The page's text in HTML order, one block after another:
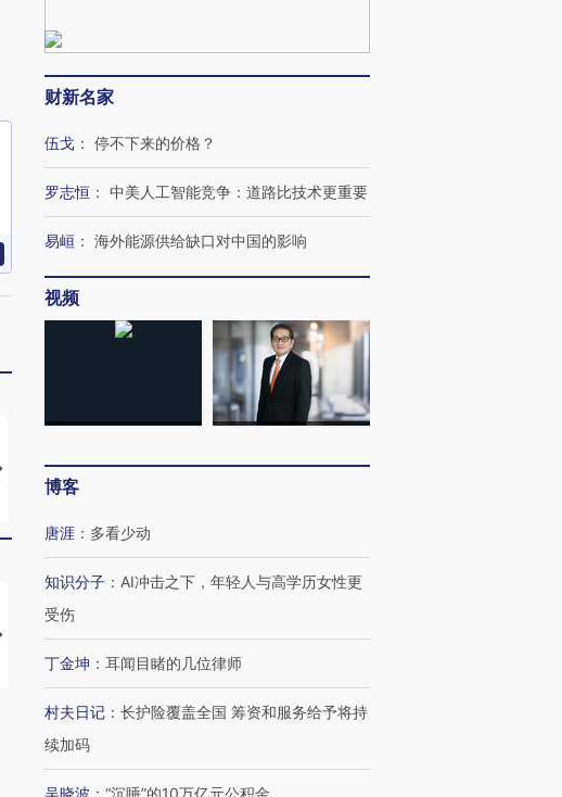
马航飞行员跨国走私7万
粒摇头丸 尿检体内含3种
视线｜被称为“蟑螂”的印
视线｜“入侵”还是“人道危
【推广】走进第四届链博
会，让数智科技“链”接产
【特别呈现】寻找100种
有意思的生活方式·第三对
【商旅对话】华住集团
财新名家
伍戈 ： 停不下来的价格？
罗志恒 ： 中美人工智能竞争：道路比技术更重要
易峘 ： 海外能源供给缺口对中国的影响
视频
博客
唐涯 ： 多看少动
知识分子 ： AI冲击之下，年轻人与高学历女性更
受伤
丁金坤 ： 耳闻目睹的几位律师
村夫日记 ： 长护险覆盖全国 筹资和服务给予将持
续加码
吴晓波 ： “沉睡”的10万亿元公积金